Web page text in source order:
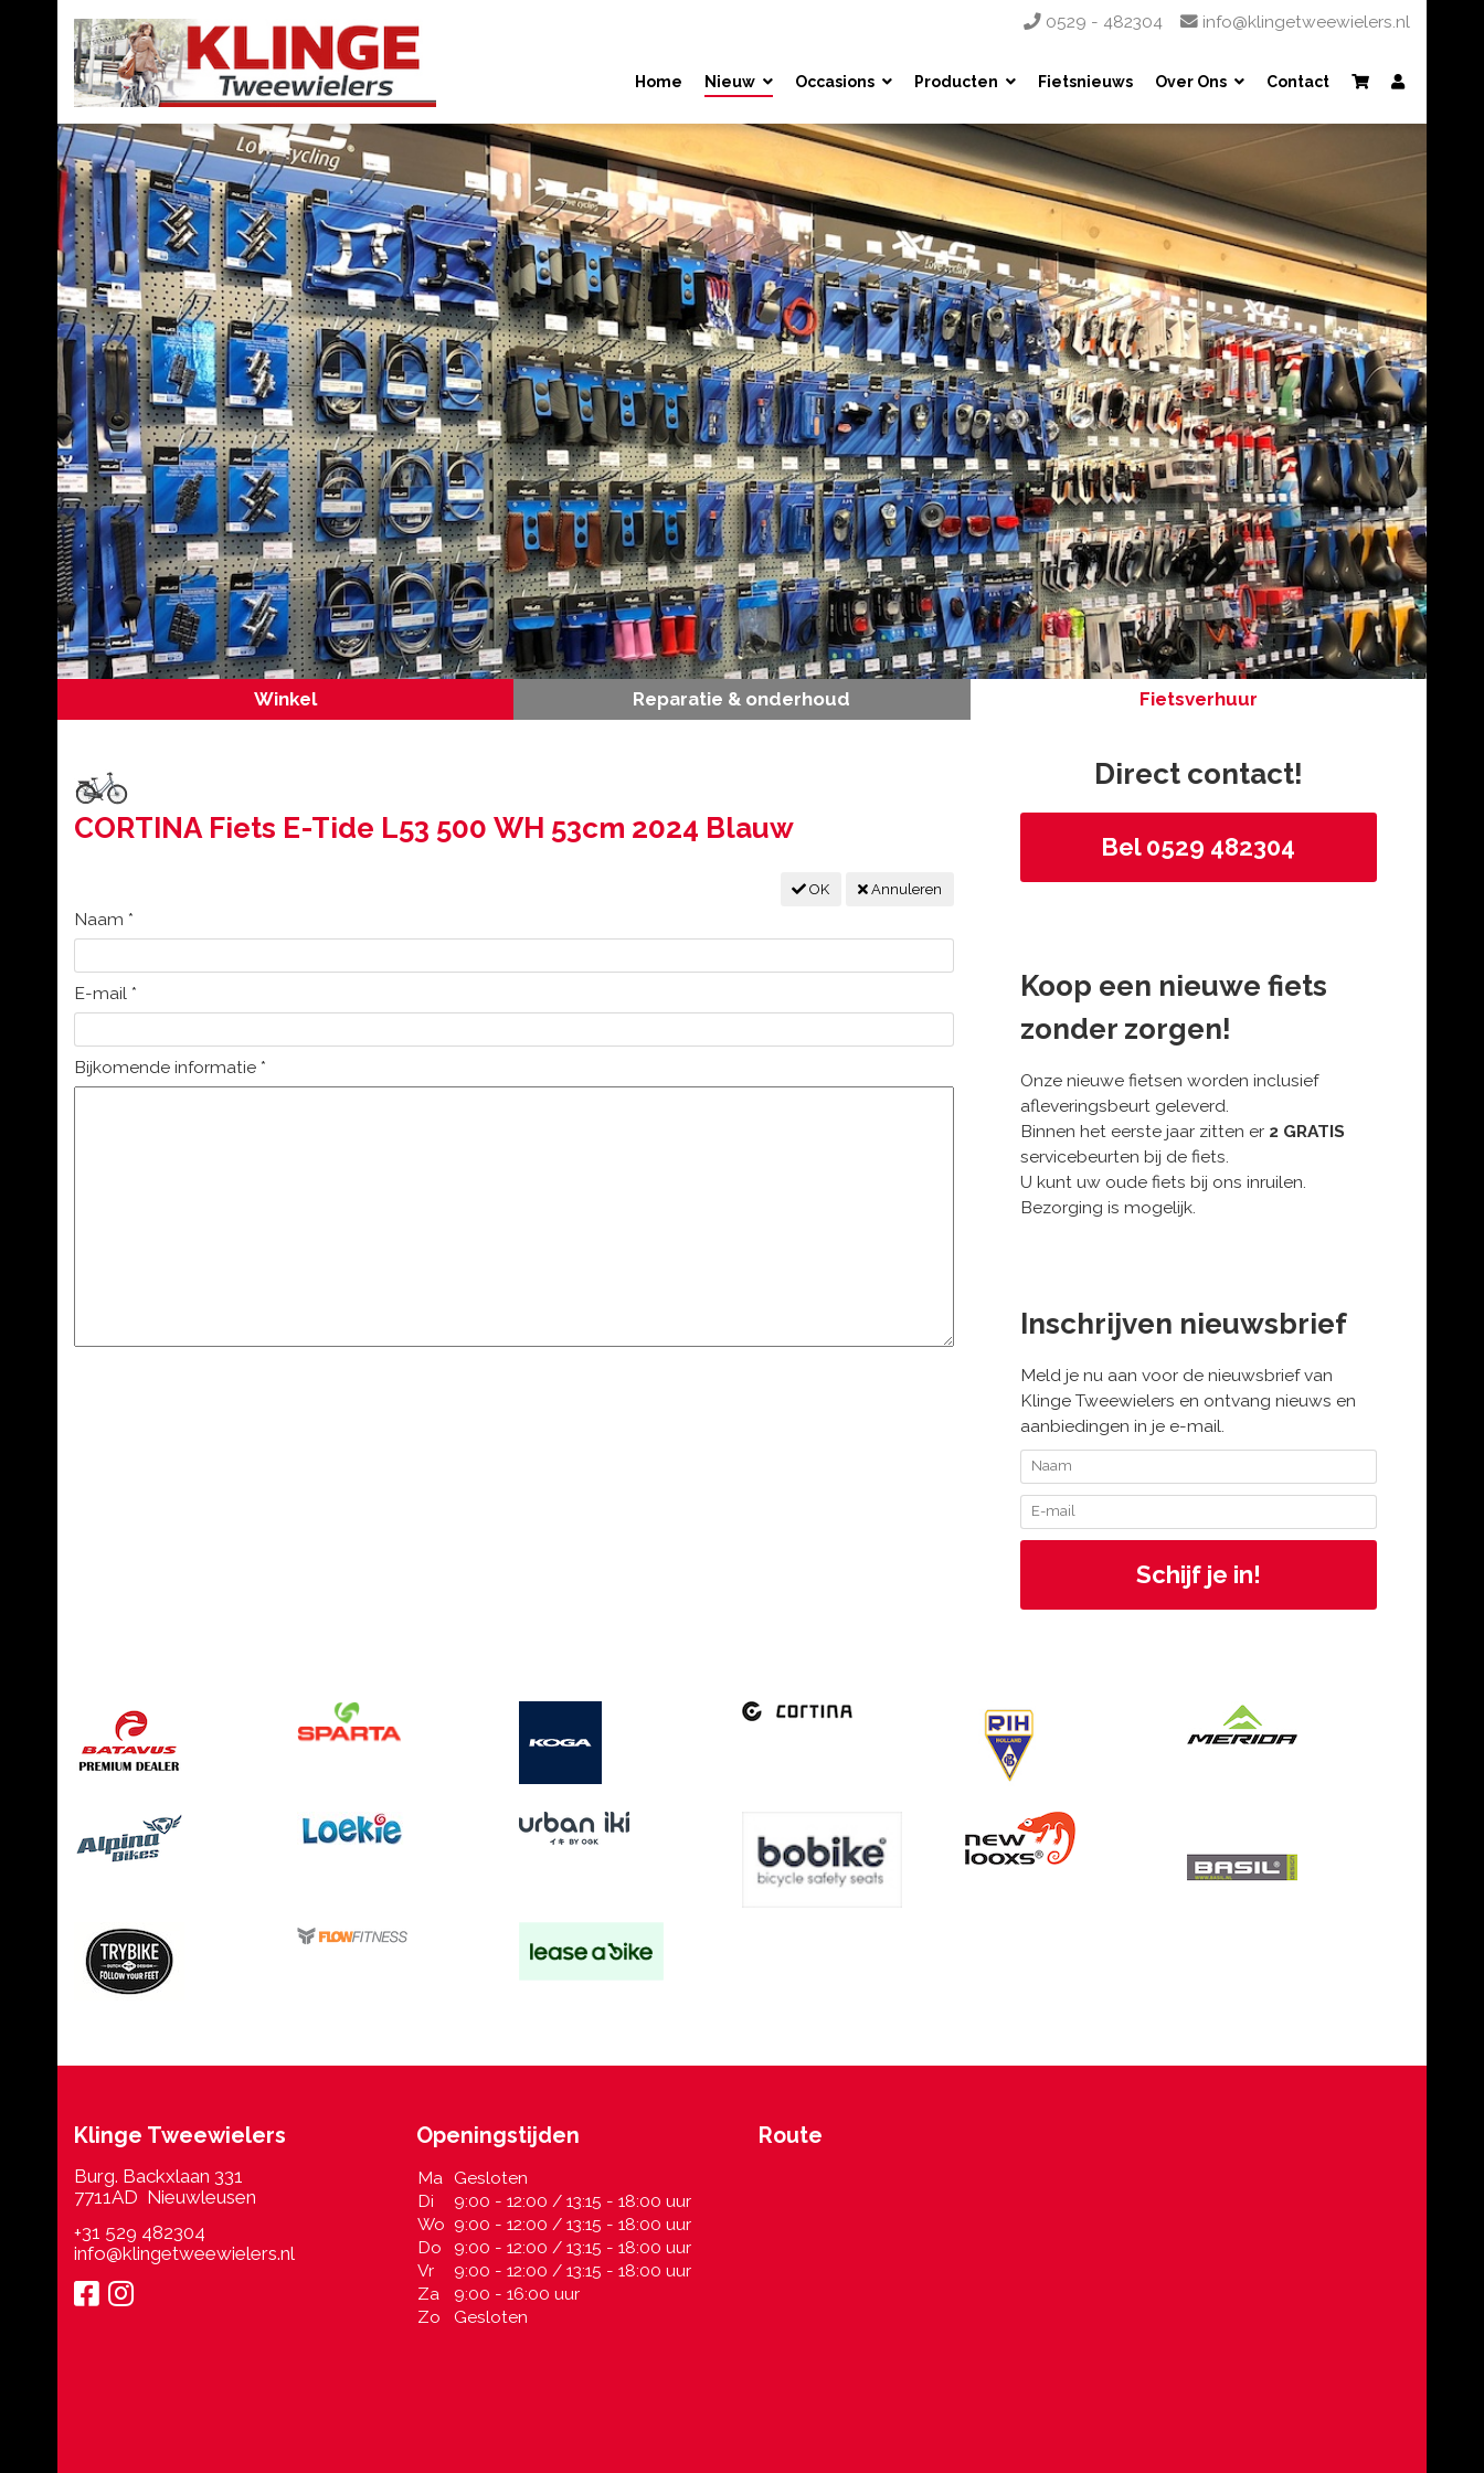
0529 - 482304 info@klingetweewielers.nl
Home Nieuw Occasions Producten Fietsnieuws Over Ons Contact
Winkel Reparatie & onderhoud Fietsverhuur
CORTINA Fiets E-Tide L53 500 WH 53cm 2024 Blauw
OK Annuleren
Naam *
E-mail *
Bijkomende informatie *
Direct contact!
Bel 0529 482304
Koop een nieuwe fiets
zonder zorgen!
Onze nieuwe fietsen worden inclusief
afleveringsbeurt geleverd.
Binnen het eerste jaar zitten er 2 GRATIS
servicebeurten bij de fiets.
U kunt uw oude fiets bij ons inruilen.
Bezorging is mogelijk.
Inschrijven nieuwsbrief
Meld je nu aan voor de nieuwsbrief van
Klinge Tweewielers en ontvang nieuws en
aanbiedingen in je e-mail.
Klinge Tweewielers
Burg. Backxlaan 331
7711AD Nieuwleusen
+31 529 482304
info@klingetweewielers.nl
Openingstijden
Ma Gesloten
Di
9:00 - 12:00 / 13:15 - 18:00 uur
Wo 9:00 - 12:00 / 13:15 - 18:00 uur
Do
9:00 - 12:00 / 13:15 - 18:00 uur
Vr
9:00 - 12:00 / 13:15 - 18:00 uur
Za
9:00 - 16:00 uur
Zo
Gesloten
Route